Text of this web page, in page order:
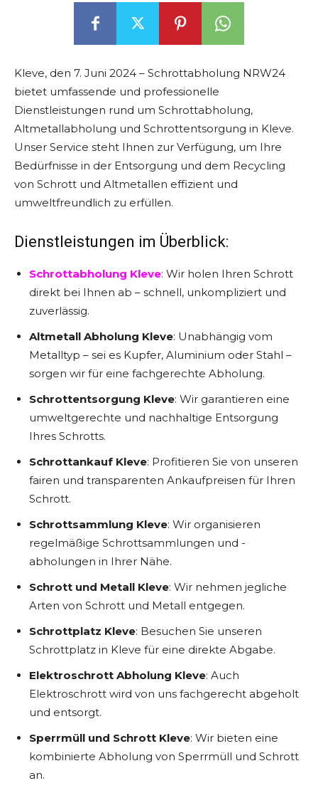
Kleve, den 7. Juni 2024 – Schrottabholung NRW24
bietet umfassende und professionelle
Dienstleistungen rund um Schrottabholung,
Altmetallabholung und Schrottentsorgung in Kleve.
Unser Service steht Ihnen zur Verfügung, um Ihre
Bedürfnisse in der Entsorgung und dem Recycling
von Schrott und Altmetallen effizient und
umweltfreundlich zu erfüllen.
Dienstleistungen im Überblick:
Schrottabholung Kleve: Wir holen Ihren Schrott
direkt bei Ihnen ab – schnell, unkompliziert und
zuverlässig.
Altmetall Abholung Kleve: Unabhängig vom
Metalltyp – sei es Kupfer, Aluminium oder Stahl –
sorgen wir für eine fachgerechte Abholung.
Schrottentsorgung Kleve: Wir garantieren eine
umweltgerechte und nachhaltige Entsorgung
Ihres Schrotts.
Schrottankauf Kleve: Profitieren Sie von unseren
fairen und transparenten Ankaufpreisen für Ihren
Schrott.
Schrottsammlung Kleve: Wir organisieren
regelmäßige Schrottsammlungen und -
abholungen in Ihrer Nähe.
Schrott und Metall Kleve: Wir nehmen jegliche
Arten von Schrott und Metall entgegen.
Schrottplatz Kleve: Besuchen Sie unseren
Schrottplatz in Kleve für eine direkte Abgabe.
Elektroschrott Abholung Kleve: Auch
Elektroschrott wird von uns fachgerecht abgeholt
und entsorgt.
Sperrmüll und Schrott Kleve: Wir bieten eine
kombinierte Abholung von Sperrmüll und Schrott
an.